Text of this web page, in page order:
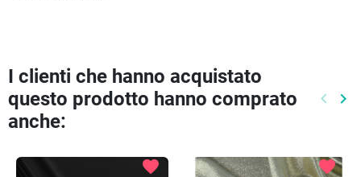
I clienti che hanno acquistato
questo prodotto hanno comprato
anche:
keyboard_arrow_left keyboard_arrow_right
favorite favorite